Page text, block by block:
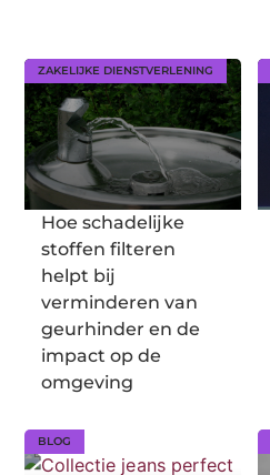
ZAKELIJKE DIENSTVERLENING
Hoe schadelijke
stoffen filteren
helpt bij
verminderen van
geurhinder en de
impact op de
omgeving
BLOG